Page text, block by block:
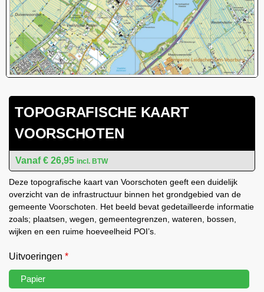
TOPOGRAFISCHE KAART
VOORSCHOTEN
€ 26,95 incl. BTW
Deze topografische kaart van Voorschoten geeft een duidelijk
overzicht van de infrastructuur binnen het grondgebied van de
gemeente Voorschoten. Het beeld bevat gedetailleerde informatie
zoals; plaatsen, wegen, gemeentegrenzen, wateren, bossen,
wijken en een ruime hoeveelheid POI’s.
Uitvoeringen *
Papier